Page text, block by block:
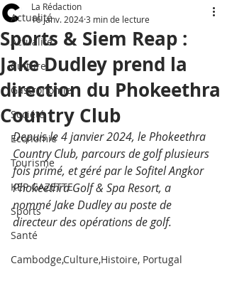
Actualité
Actualité
Culture
Gastronomie
Société
Economie
Tourisme
KEP GAZETTE
Sports
Santé
Cambodge,Culture,Histoire, Portugal
Sports & Siem Reap :
Jake Dudley prend la
direction du Phokeethra
Country Club
La Rédaction
16 janv. 20243 min de lecture
Depuis le 4 janvier 2024, le Phokeethra
Country Club, parcours de golf plusieurs
fois primé, et géré par le Sofitel Angkor
Phokeethra Golf & Spa Resort, a
nommé Jake Dudley au poste de
directeur des opérations de golf.